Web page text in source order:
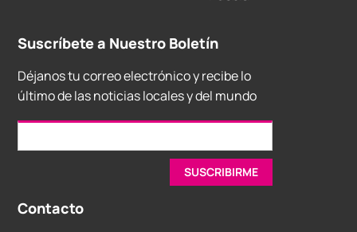
Suscríbete a Nuestro Boletín
Déjanos tu correo electrónico y recibe lo
último de las noticias locales y del mundo
Contacto